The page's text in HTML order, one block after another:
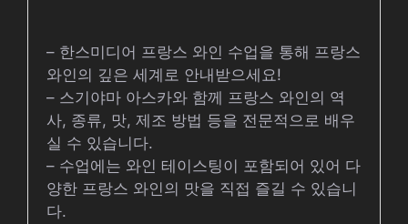
– 한스미디어 프랑스 와인 수업을 통해 프랑스
와인의 깊은 세계로 안내받으세요!
– 스기야마 아스카와 함께 프랑스 와인의 역
사, 종류, 맛, 제조 방법 등을 전문적으로 배우
실 수 있습니다.
– 수업에는 와인 테이스팅이 포함되어 있어 다
양한 프랑스 와인의 맛을 직접 즐길 수 있습니
다.